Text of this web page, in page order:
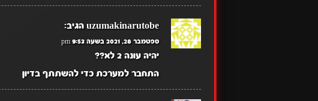
uzumakinarutobe הגיב:
ספטמבר 28, 2021 בשעה 9:53 pm
יהיה עונה 2 לא??
התחבר למערכת כדי להשתתף בדיון